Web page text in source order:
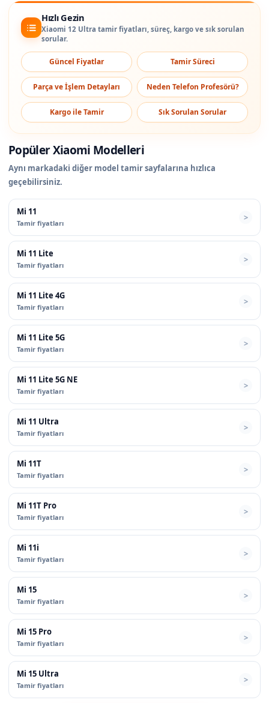
Hızlı Gezin
Xiaomi 12 Ultra tamir fiyatları, süreç, kargo ve sık sorulan
sorular.
Güncel Fiyatlar Tamir Süreci
Parça ve İşlem Detayları Neden Telefon Profesörü?
Kargo ile Tamir Sık Sorulan Sorular
Popüler Xiaomi Modelleri
Aynı markadaki diğer model tamir sayfalarına hızlıca
geçebilirsiniz.
Mi 11
Tamir fiyatları
Mi 11 Lite
Tamir fiyatları
Mi 11 Lite 4G
Tamir fiyatları
Mi 11 Lite 5G
Tamir fiyatları
Mi 11 Lite 5G NE
Tamir fiyatları
Mi 11 Ultra
Tamir fiyatları
Mi 11T
Tamir fiyatları
Mi 11T Pro
Tamir fiyatları
Mi 11i
Tamir fiyatları
Mi 15
Tamir fiyatları
Mi 15 Pro
Tamir fiyatları
Mi 15 Ultra
Tamir fiyatları